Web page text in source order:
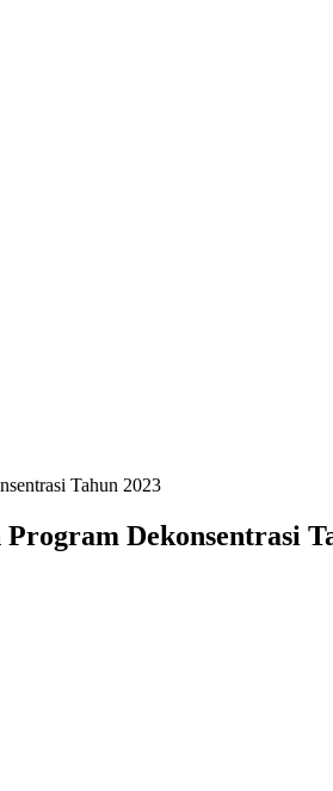
Tahun 2023
Dekonsentrasi